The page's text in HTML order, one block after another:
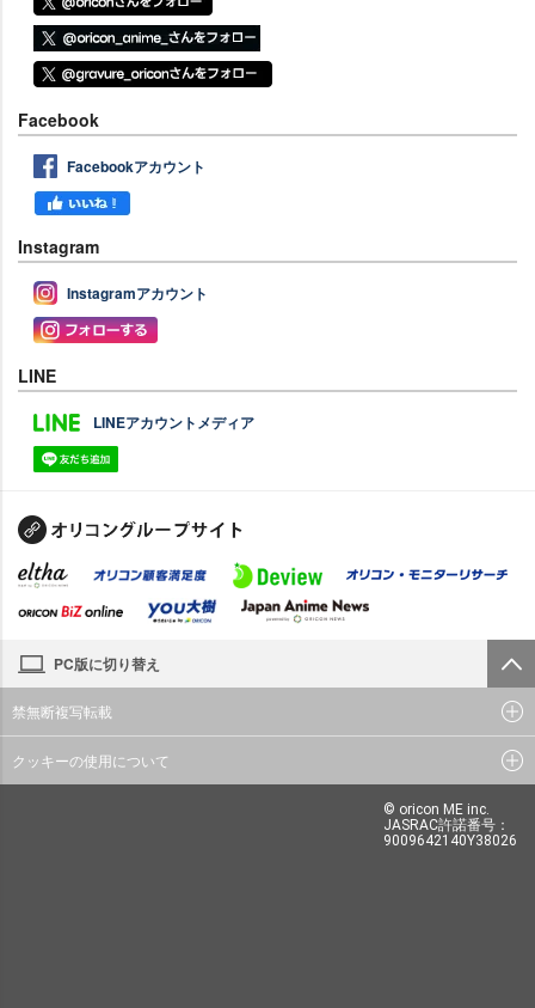
Facebook
Facebookアカウント
Instagram
Instagramアカウント
LINE
LINEアカウントメディア
PC版に切り替え
禁無断複写転載
クッキーの使用について
© oricon ME inc.
JASRAC許諾番号：
9009642140Y38026